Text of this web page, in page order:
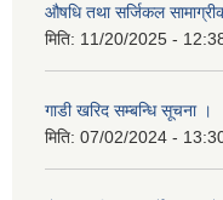
औषधि तथा सर्जिकल
मिति: 11/20/2025 -
गाडी खरिद सम्बन्धि सूचना ।
मिति: 07/02/2024 -